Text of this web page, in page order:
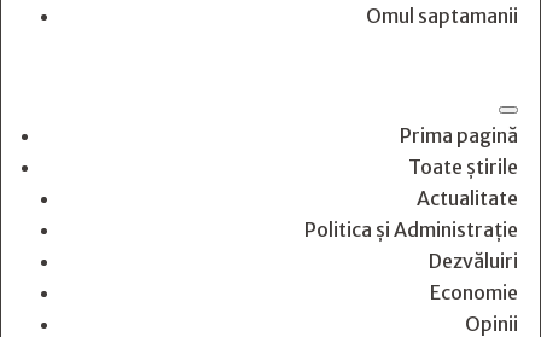
Omul saptamanii
Prima pagină
Toate știrile
Actualitate
Politica și Administrație
Dezvăluiri
Economie
Opinii